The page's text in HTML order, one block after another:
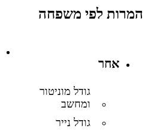
המרות לפי משפחה
אחר
גודל מוניטור
ומחשב
גודל נייר